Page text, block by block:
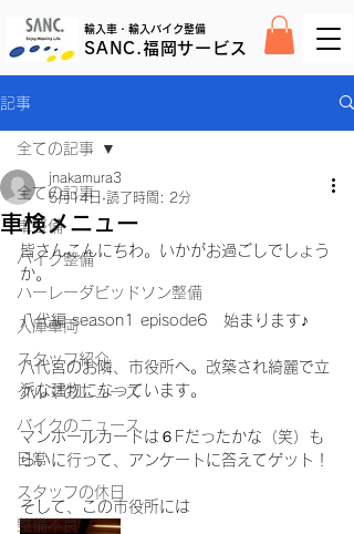
SANC.福岡サービス
輸入車・輸入バイク整備
記事
全ての記事
車整備
バイク整備
ハーレーダビッドソン整備
入庫車両
スタッフ紹介
クルマのニュース
バイクのニュース
日常
スタッフの休日
整備不良
全ての記事
車検メニュー
jnakamura3
5月14日 読了時間: 2分
皆さんこんにちわ。いかがお過ごしでしょう
か。
八代編 season1 episode6　始まります♪
八代宮のお隣、市役所へ。改築され綺麗で立
派な建物になっています。
マンホールカードは６Fだったかな（笑）も
らいに行って、アンケートに答えてゲット！
そして、この市役所には